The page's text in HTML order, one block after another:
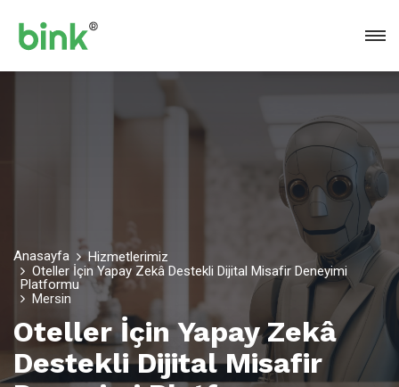
Anasayfa
Hizmetlerimiz
Oteller İçin Yapay Zekâ Destekli Dijital Misafir Deneyimi
Platformu
Mersin
Oteller İçin Yapay Zekâ
Destekli Dijital Misafir